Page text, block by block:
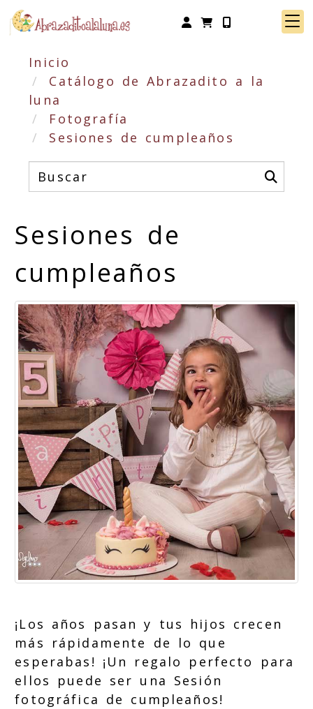
Identifícate
Inicio
Catálogo de Abrazadito a la
luna
Fotografía
Sesiones de cumpleaños
Sesiones de
cumpleaños
¡Los años pasan y tus hijos crecen
más rápidamente de lo que
esperabas! ¡Un regalo perfecto para
ellos puede ser una Sesión
fotográfica de cumpleaños!